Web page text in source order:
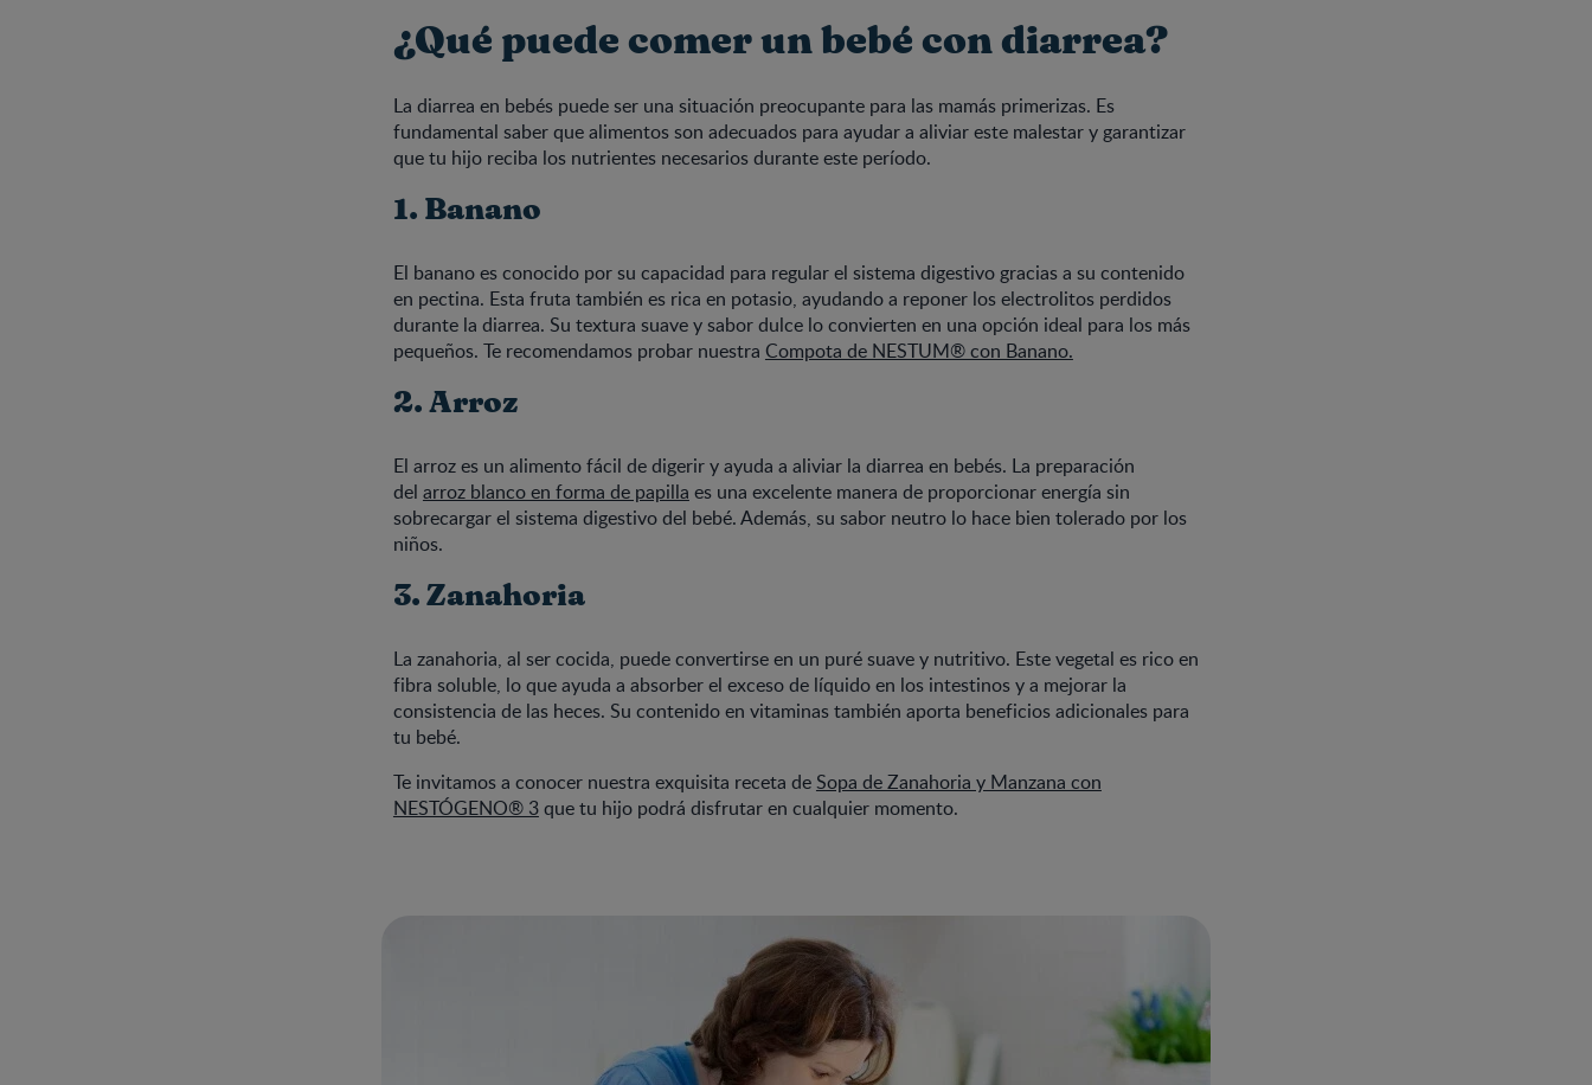
¿Qué puede comer un bebé con diarrea?
La diarrea en bebés puede ser una situación preocupante para las mamás primerizas. Es
fundamental saber que alimentos son adecuados para ayudar a aliviar este malestar y garantizar
que tu hijo reciba los nutrientes necesarios durante este período.
1. Banano
El banano es conocido por su capacidad para regular el sistema digestivo gracias a su contenido
en pectina. Esta fruta también es rica en potasio, ayudando a reponer los electrolitos perdidos
durante la diarrea. Su textura suave y sabor dulce lo convierten en una opción ideal para los más
pequeños. Te recomendamos probar nuestra Compota de NESTUM® con Banano.
2. Arroz
El arroz es un alimento fácil de digerir y ayuda a aliviar la diarrea en bebés. La preparación
del arroz blanco en forma de papilla es una excelente manera de proporcionar energía sin
sobrecargar el sistema digestivo del bebé. Además, su sabor neutro lo hace bien tolerado por los
niños.
3. Zanahoria
La zanahoria, al ser cocida, puede convertirse en un puré suave y nutritivo. Este vegetal es rico en
fibra soluble, lo que ayuda a absorber el exceso de líquido en los intestinos y a mejorar la
consistencia de las heces. Su contenido en vitaminas también aporta beneficios adicionales para
tu bebé.
Te invitamos a conocer nuestra exquisita receta deSopa de Zanahoria y Manzana con
NESTÓGENO® 3que tu hijo podrá disfrutar en cualquier momento.